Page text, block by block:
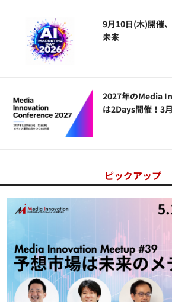
9月10日(木)開催
未来
2027年のMedia
は2Days開催！3
ピックアップ